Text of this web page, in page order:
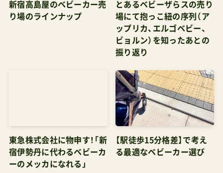
新宿高島屋のベビーカー売
り場のラインナップ
とあるベビーザらスの売り
場にて抱っこ紐の序列（ア
ップリカ、エルゴベビー、
ビョルン）を知ったあとの
振り返り
東急株式会社に物申す！「新
宿伊勢丹に代わるベビーカ
ーのメッカになれる」
【駅徒歩15分格差】で考え
る最適なベビーカー選び